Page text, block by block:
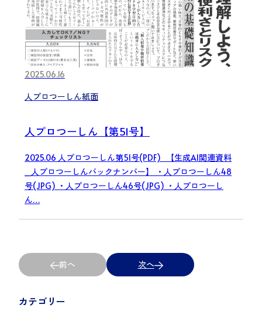
2025.06.16
人プロつーしん紙面
人プロつーしん【第51号】
2025.06 人プロつーしん第51号(PDF) 【生成AI関連資料
_人プロつーしんバックナンバー】 ・人プロつーしん48
号(JPG) ・人プロつーしん46号(JPG) ・人プロつーし
ん…
前へ 次へ
カテゴリー